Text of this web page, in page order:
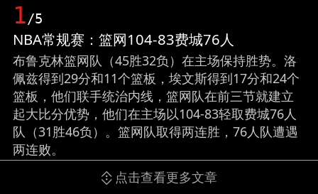
1/5
NBA常规赛：篮网104-83费城76人
布鲁克林篮网队（45胜32负）在主场保持胜势。洛
佩兹得到29分和11个篮板，埃文斯得到17分和24个
篮板，他们联手统治内线，篮网队在前三节就建立
起大比分优势，他们在主场以104-83轻取费城76人
队（31胜46负）。篮网队取得两连胜，76人队遭遇
两连败。
点击查看更多文章